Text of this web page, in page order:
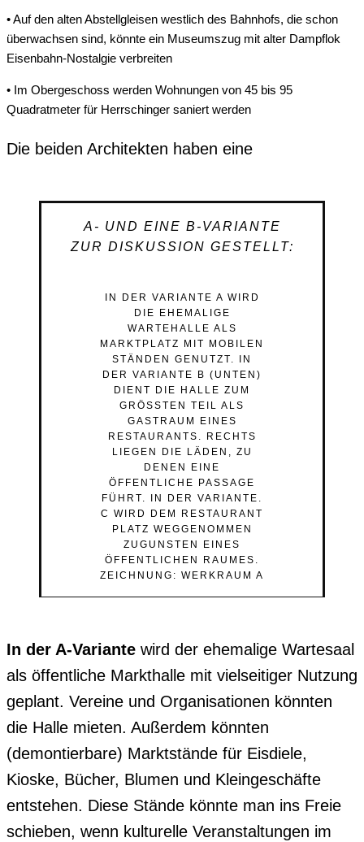
• Auf den alten Abstellgleisen westlich des Bahnhofs, die schon
überwachsen sind, könnte ein Museumszug mit alter Dampflok
Eisenbahn-Nostalgie verbreiten
• Im Obergeschoss werden Wohnungen von 45 bis 95
Quadratmeter für Herrschinger saniert werden
Die beiden Architekten haben eine
A- UND EINE B-VARIANTE
ZUR DISKUSSION GESTELLT:
IN DER VARIANTE A WIRD
DIE EHEMALIGE
WARTEHALLE ALS
MARKTPLATZ MIT MOBILEN
STÄNDEN GENUTZT. IN
DER VARIANTE B (UNTEN)
DIENT DIE HALLE ZUM
GRÖSSTEN TEIL ALS G
ASTRAUM EINES R
ESTAURANTS. RECHTS L
IEGEN DIE LÄDEN, ZU D
ENEN EINE Ö
FFENTLICHE PASSAGE F
ÜHRT. IN DER VARIANTE. C
WIRD DEM RESTAURANT P
LATZ WEGGENOMMEN Z
UGUNSTEN EINES Ö
FFENTLICHEN RAUMES. Z
EICHNUNG: WERKRAUM A
In der A-Variante wird der ehemalige Wartesaal
als öffentliche Markthalle mit vielseitiger Nutzung
geplant. Vereine und Organisationen könnten
die Halle mieten. Außerdem könnten
(demontierbare) Marktstände für Eisdiele,
Kioske, Bücher, Blumen und Kleingeschäfte
entstehen. Diese Stände könnte man ins Freie
schieben, wenn kulturelle Veranstaltungen im